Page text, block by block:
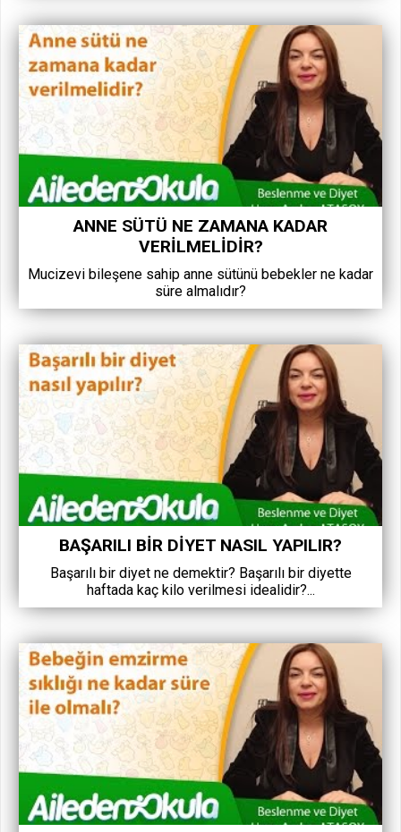
ANNE SÜTÜ NE ZAMANA KADAR
VERILMELIDIR?
Mucizevi bileşene sahip anne sütünü bebekler ne kadar
süre almalıdır?
BAŞARILI BIR DIYET NASIL YAPILIR?
Başarılı bir diyet ne demektir? Başarılı bir diyette
haftada kaç kilo verilmesi idealidir?...